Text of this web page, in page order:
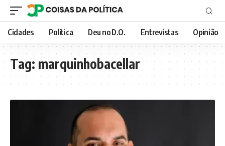
Cidades Política Deu no D.O. Entrevistas Opinião
Tag: marquinhobacellar